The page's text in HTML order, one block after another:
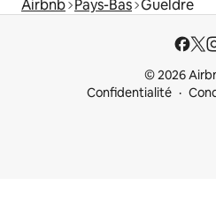
Airbnb Pays-Bas Gueldre
© 2026
Confidentialité